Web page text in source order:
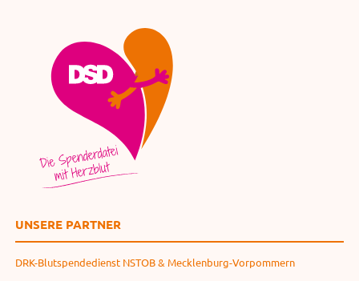
UNSERE PARTNER
DRK-Blutspendedienst NSTOB & Mecklenburg-Vorpommern